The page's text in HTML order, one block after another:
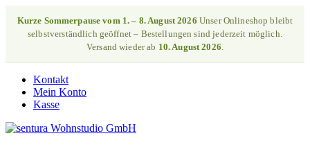
Kurze Sommerpause vom 1. – 8. August 2026 Unser Onlineshop bleibt
selbstverständlich geöffnet – Bestellungen sind jederzeit möglich.
Versand wieder ab 10. August 2026.
Kontakt
Mein Konto
Kasse